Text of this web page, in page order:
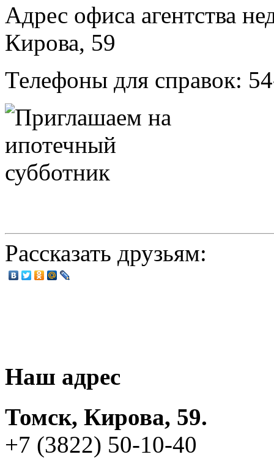
Адрес офиса агентства
Кирова, 59
Телефоны для справок:
Рассказать друзьям:
Наш адрес
Томск, Кирова, 59.
+7 (3822) 50-10-40